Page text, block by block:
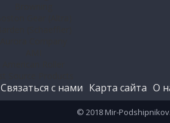
Связаться с нами Карта сайта О
© 2018 Mir-